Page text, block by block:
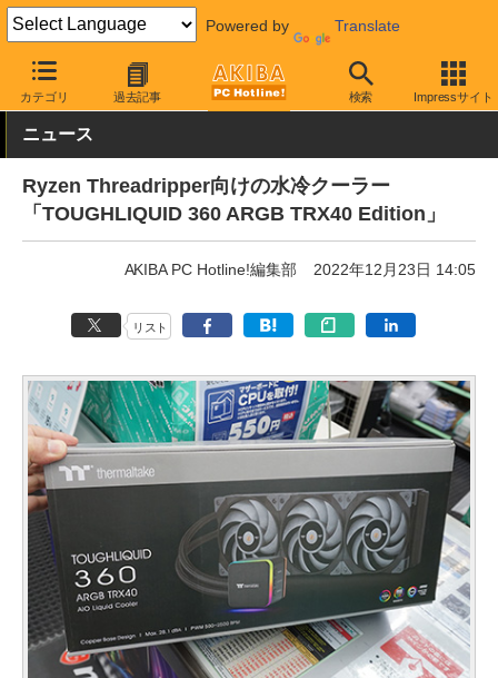
Powered by Translate
カテゴリ 過去記事 検索 Impressサイト
AKIBA PC Hotline! PCパーツ 水冷クーラー・パーツ
ニュース
Ryzen Threadripper向けの水冷クーラー
「TOUGHLIQUID 360 ARGB TRX40 Edition」
AKIBA PC Hotline!編集部 2022年12月23日 14:05
リスト